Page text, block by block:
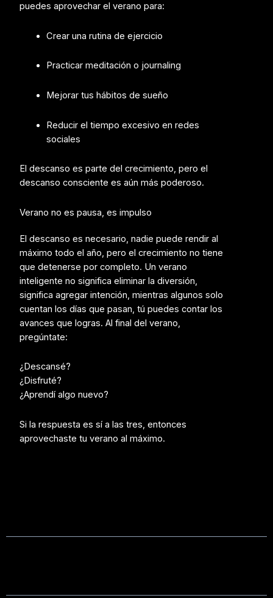
puedes aprovechar el verano para:
Crear una rutina de ejercicio
Practicar meditación o journaling
Mejorar tus hábitos de sueño
Reducir el tiempo excesivo en redes
sociales
El descanso es parte del crecimiento, pero el
descanso consciente es aún más poderoso.
Verano no es pausa, es impulso
El descanso es necesario, nadie puede rendir al
máximo todo el año, pero el crecimiento no tiene
que detenerse por completo. Un verano
inteligente no significa eliminar la diversión,
significa agregar intención, mientras algunos solo
cuentan los días que pasan, tú puedes contar los
avances que logras.Al final del verano,
pregúntate:
¿Descansé?
¿Disfruté?
¿Aprendí algo nuevo?
Si la respuesta es sí a las tres, entonces
aprovechaste tu verano al máximo.